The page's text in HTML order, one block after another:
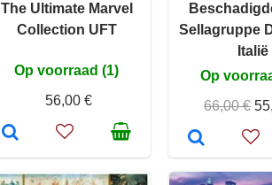
The Ultimate Marvel
Collection UFT
Op voorraad (1)
56,00 €
Sellagruppe
Italië
Op
66,00 €